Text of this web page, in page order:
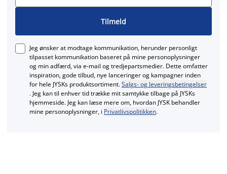
Tilmeld
Jeg ønsker at modtage kommunikation, herunder personligt
tilpasset kommunikation baseret på mine personoplysninger
og min adfærd, via e‑mail og tredjepartsmedier. Dette omfatter
inspiration, gode tilbud, nye lanceringer og kampagner inden
for hele JYSKs produktsortiment.Salgs- og leveringsbetingelser
. Jeg kan til enhver tid trække mit samtykke tilbage på JYSKs
hjemmeside. Jeg kan læse mere om, hvordan JYSK behandler
mine personoplysninger, i Privatlivspolitikken.